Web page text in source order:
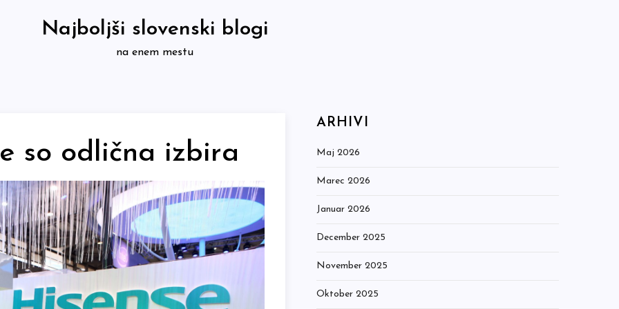
Najboljši slovenski blogi
na enem mestu
so odlična izbira
ARHIVI
Maj 2026
Marec 2026
Januar 2026
December 2025
November 2025
Oktober 2025